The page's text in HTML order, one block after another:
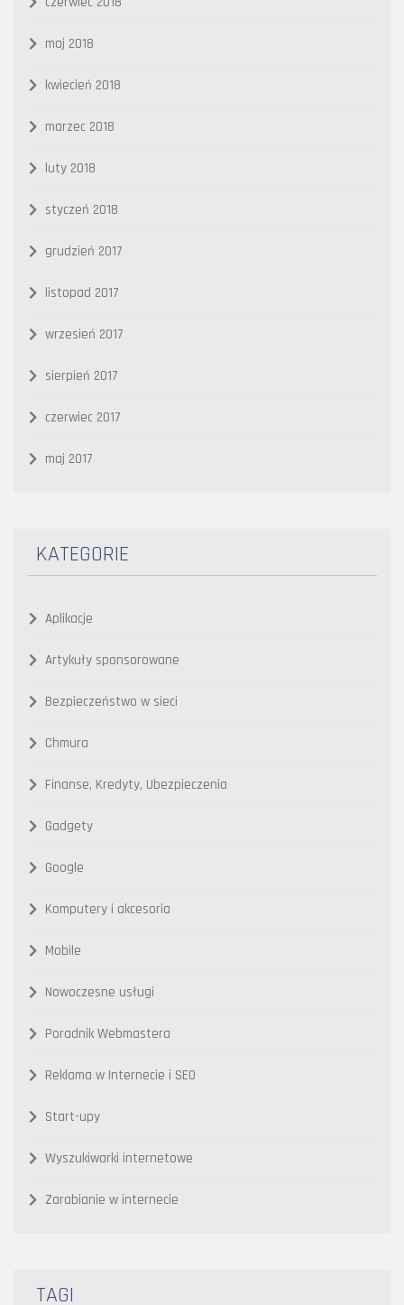
maj 2018
kwiecień 2018
marzec 2018
luty 2018
styczeń 2018
grudzień 2017
listopad 2017
wrzesień 2017
sierpień 2017
czerwiec 2017
maj 2017
KATEGORIE
Aplikacje
Artykuły sponsorowane
Bezpieczeństwo w sieci
Chmura
Finanse, Kredyty, Ubezpieczenia
Gadgety
Google
Komputery i akcesoria
Mobile
Nowoczesne usługi
Poradnik Webmastera
Reklama w Internecie i SEO
Start-upy
Wyszukiwarki internetowe
Zarabianie w internecie
TAGI